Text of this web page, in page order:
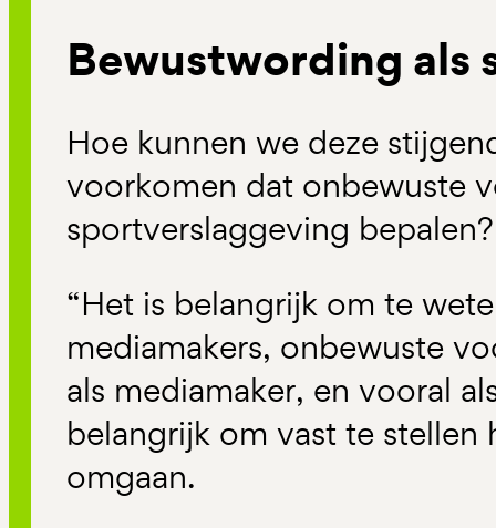
Bewustwording als
Hoe kunnen we deze
voorkomen dat onbewuste
sportverslaggeving bepalen?
“Het is belangrijk om te
mediamakers, onbewuste
als mediamaker, en vooral
belangrijk om vast te
omgaan.